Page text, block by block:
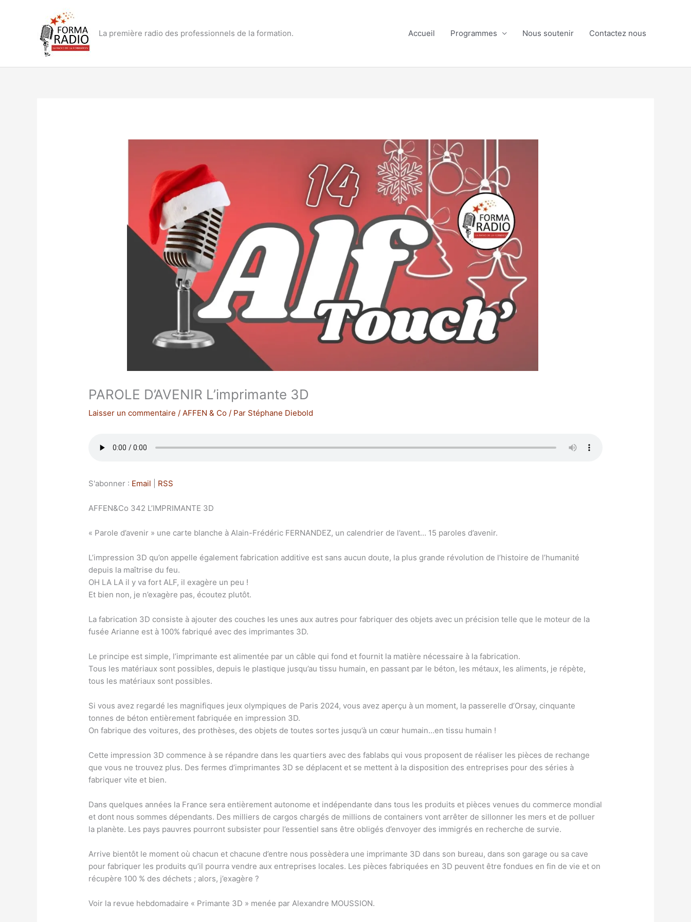
La première radio des professionnels de la formation. Accueil Programmes Nous soutenir Contactez nous
PAROLE D’AVENIR L’imprimante 3D
Laisser un commentaire /AFFEN & Co / Par Stéphane Diebold
S'abonner : Email RSS
AFFEN&Co 342 L’IMPRIMANTE 3D
« Parole d’avenir » une carte blanche à Alain-Frédéric FERNANDEZ, un calendrier de l’avent… 15 paroles d’avenir.
L’impression 3D qu’on appelle également fabrication additive est sans aucun doute, la plus grande révolution de l’histoire de l’humanité
depuis la maîtrise du feu.
OH LA LA il y va fort ALF, il exagère un peu !
Et bien non, je n’exagère pas, écoutez plutôt.
La fabrication 3D consiste à ajouter des couches les unes aux autres pour fabriquer des objets avec un précision telle que le moteur de la
fusée Arianne est à 100% fabriqué avec des imprimantes 3D.
Le principe est simple, l’imprimante est alimentée par un câble qui fond et fournit la matière nécessaire à la fabrication.
Tous les matériaux sont possibles, depuis le plastique jusqu’au tissu humain, en passant par le béton, les métaux, les aliments, je répète,
tous les matériaux sont possibles.
Si vous avez regardé les magnifiques jeux olympiques de Paris 2024, vous avez aperçu à un moment, la passerelle d’Orsay, cinquante
tonnes de béton entièrement fabriquée en impression 3D.
On fabrique des voitures, des prothèses, des objets de toutes sortes jusqu’à un cœur humain…en tissu humain !
Cette impression 3D commence à se répandre dans les quartiers avec des fablabs qui vous proposent de réaliser les pièces de rechange
que vous ne trouvez plus. Des fermes d’imprimantes 3D se déplacent et se mettent à la disposition des entreprises pour des séries à
fabriquer vite et bien.
Dans quelques années la France sera entièrement autonome et indépendante dans tous les produits et pièces venues du commerce mondial
et dont nous sommes dépendants. Des milliers de cargos chargés de millions de containers vont arrêter de sillonner les mers et de polluer
la planète. Les pays pauvres pourront subsister pour l’essentiel sans être obligés d’envoyer des immigrés en recherche de survie.
Arrive bientôt le moment où chacun et chacune d’entre nous possèdera une imprimante 3D dans son bureau, dans son garage ou sa cave
pour fabriquer les produits qu’il pourra vendre aux entreprises locales. Les pièces fabriquées en 3D peuvent être fondues en fin de vie et on
récupère 100 % des déchets ; alors, j’exagère ?
Voir la revue hebdomadaire « Primante 3D » menée par Alexandre MOUSSION.